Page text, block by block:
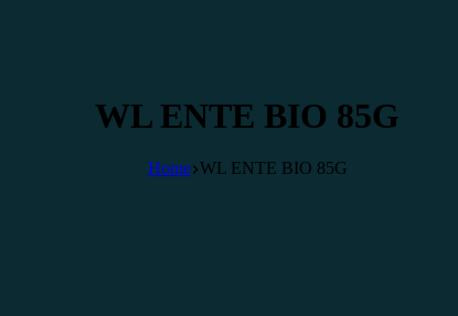
WL ENTE BIO 85G
Home WL ENTE BIO 85G